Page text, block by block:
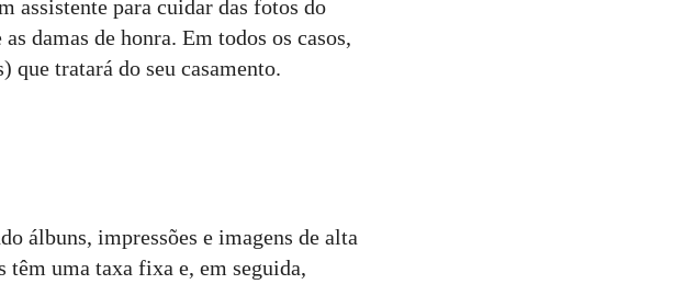
assistente para cuidar das fotos do
damas de honra. Em todos os casos,
tratará do seu casamento.
álbuns, impressões e imagens de alta
uma taxa fixa e, em seguida,